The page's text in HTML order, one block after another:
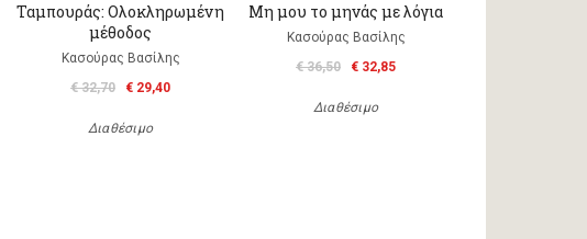
Ταμπουράς: Ολοκληρωμένη
μέθοδος
Κασούρας Βασίλης
€ 32,70
€ 29,40
Διαθέσιμο
Μη μου το μηνάς με λόγια
Κασούρας Βασίλης
€ 36,50
€ 32,85
Διαθέσιμο